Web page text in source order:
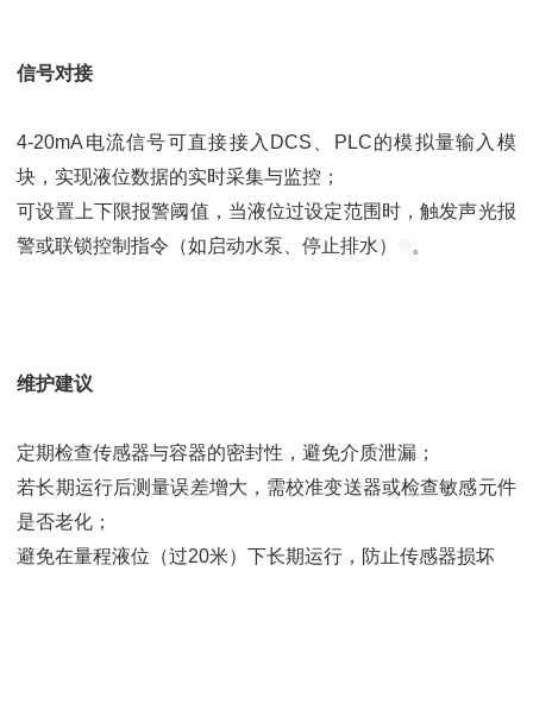
信号对接
4-20mA电流信号可直接接入DCS、PLC的模拟量输入模
块，实现液位数据的实时采集与监控；
可设置上下限报警阈值，当液位过设定范围时，触发声光报
警或联锁控制指令（如启动水泵、停止排水）
。
维护建议
定期检查传感器与容器的密封性，避免介质泄漏；
若长期运行后测量误差增大，需校准变送器或检查敏感元件
是否老化；
避免在量程液位（过20米）下长期运行，防止传感器损坏